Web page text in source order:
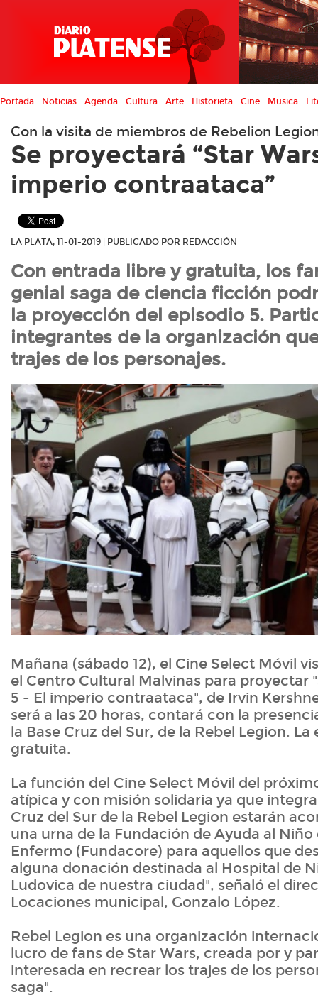
Portada Noticias Agenda Cultura Arte Historieta Cine Musica
Con la visita de miembros de Rebelion
Se proyectará “Star
imperio contraataca”
LA PLATA, 11-01-2019 | PUBLICADO POR REDACCIÓN
Con entrada libre y gratuita, los
genial saga de ciencia ficción
la proyección del episodio 5.
integrantes de la organización
trajes de los personajes.
Mañana (sábado 12), el Cine Select Móvil
el Centro Cultural Malvinas para proyectar
5 - El imperio contraataca", de Irvin
será a las 20 horas, contará con la
la Base Cruz del Sur, de la Rebel Legion. La
gratuita.
La función del Cine Select Móvil del
atípica y con misión solidaria ya que
Cruz del Sur de la Rebel Legion estarán
una urna de la Fundación de Ayuda al
Enfermo (Fundacore) para aquellos que
alguna donación destinada al Hospital de
Ludovica de nuestra ciudad", señaló el
Locaciones municipal, Gonzalo López.
Rebel Legion es una organización
lucro de fans de Star Wars, creada por y
interesada en recrear los trajes de los
saga".